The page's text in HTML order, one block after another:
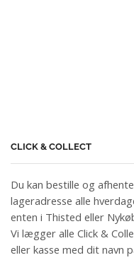
CLICK & COLLECT
Du kan bestille og
lageradresse alle
enten i Thisted eller
Vi lægger alle Click &
eller kasse med dit navn